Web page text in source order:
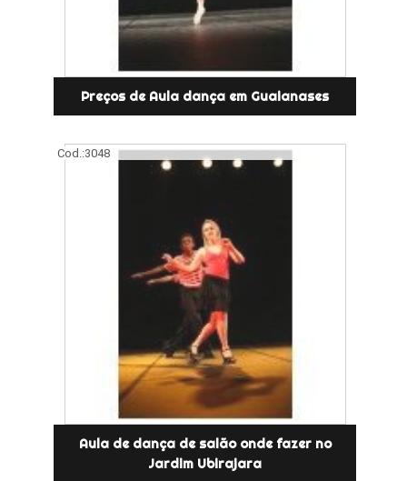
Preços de Aula dança em Guaianases
Cod.:3048
Aula de dança de salão onde fazer no
Jardim Ubirajara